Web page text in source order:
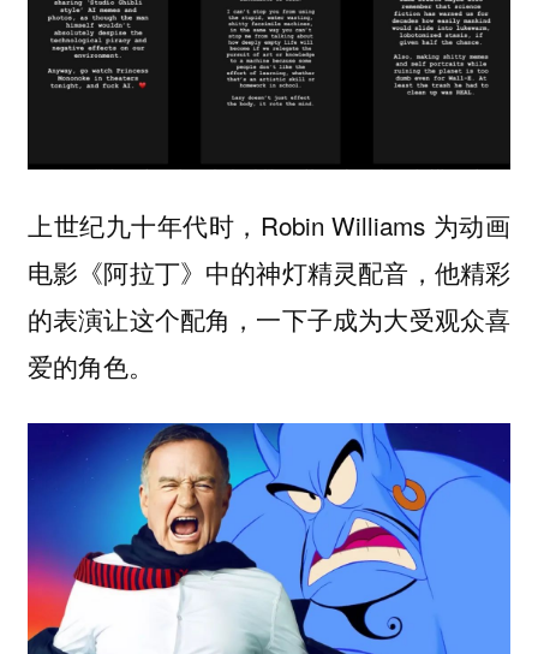
上世纪九十年代时，Robin Williams 为动画
电影《阿拉丁》中的神灯精灵配音，他精彩
的表演让这个配角，一下子成为大受观众喜
爱的角色。